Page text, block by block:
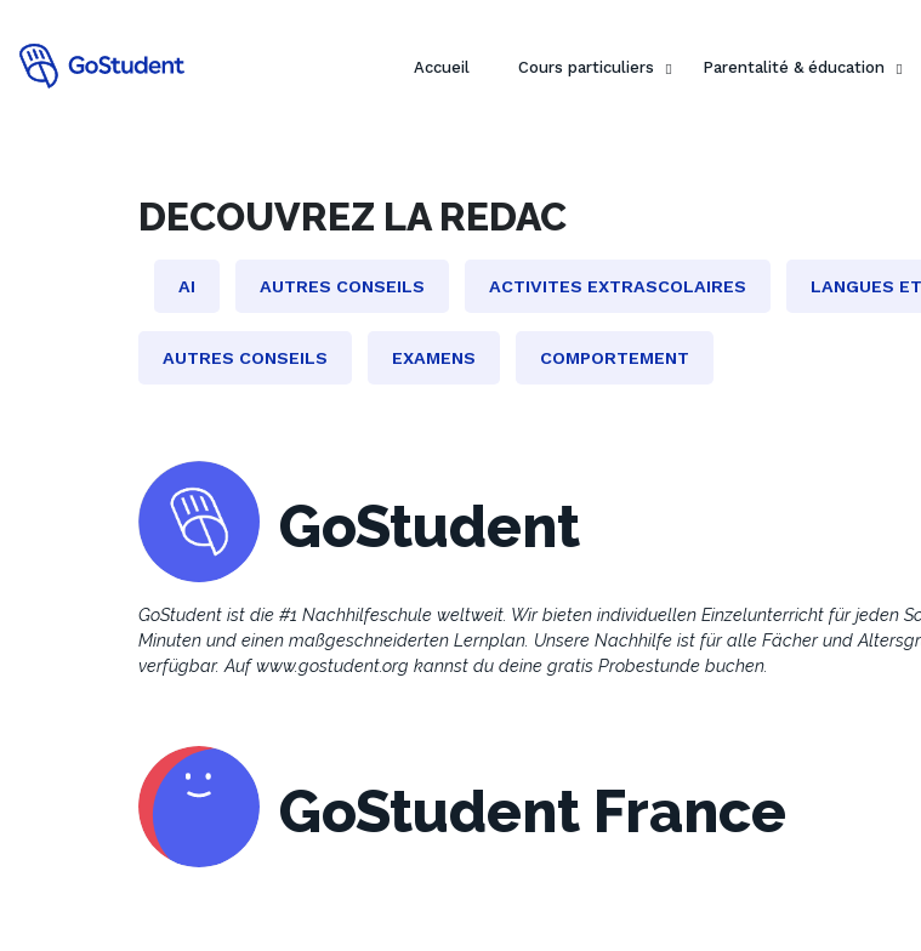
Accueil Cours particuliers Parentalité & éducation
DECOUVREZ LA REDAC
AI AUTRES CONSEILS ACTIVITES EXTRASCOLAIRES LANGUES
AUTRES CONSEILS EXAMENS COMPORTEMENT
GoStudent
GoStudent ist die #1 Nachhilfeschule weltweit. Wir bieten individuellen Einzelunterricht für jeden
Minuten und einen maßgeschneiderten Lernplan. Unsere Nachhilfe ist für alle Fächer und
verfügbar. Auf www.gostudent.org kannst du deine gratis Probestunde buchen.
GoStudent France